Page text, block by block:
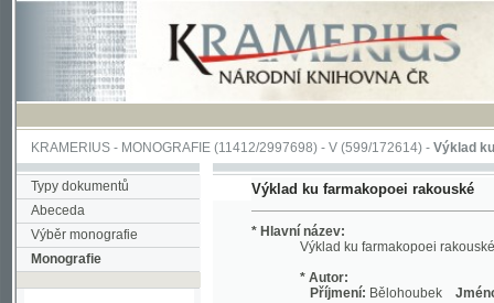
KRAMERIUS-MONOGRAFIE(11412/2997698) -V (599/172614)-Výklad ku
Typy dokumentů
Abeceda
Výběr monografie
Monografie
Výklad ku farmakopoei rakouské
* Hlavní název:
Výklad ku farmakopoei rakouské
* Autor:
* Druh dokumentu: